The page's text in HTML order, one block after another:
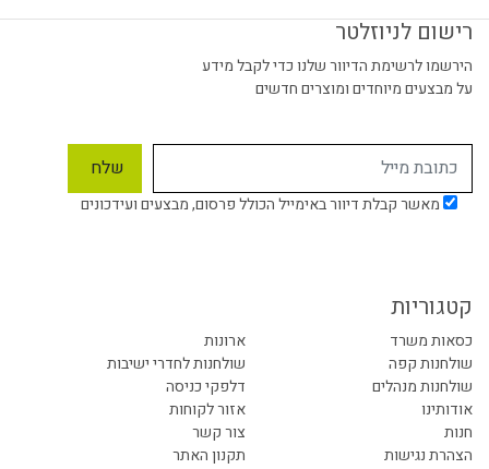
רישום לניוזלטר
הירשמו לרשימת הדיוור שלנו כדי לקבל מידע
על מבצעים מיוחדים ומוצרים חדשים
מאשר קבלת דיוור באימייל הכולל פרסום, מבצעים ועידכונים
קטגוריות
כסאות משרד
ארונות
שולחנות קפה
שולחנות לחדרי ישיבות
שולחנות מנהלים
דלפקי כניסה
אודותינו
אזור לקוחות
חנות
צור קשר
הצהרת נגישות
תקנון האתר